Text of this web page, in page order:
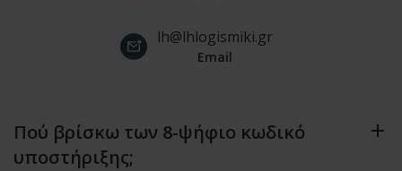
lh@lhlogismiki.gr
Email
Πού βρίσκω των 8-ψήφιο κωδικό
υποστήριξης;